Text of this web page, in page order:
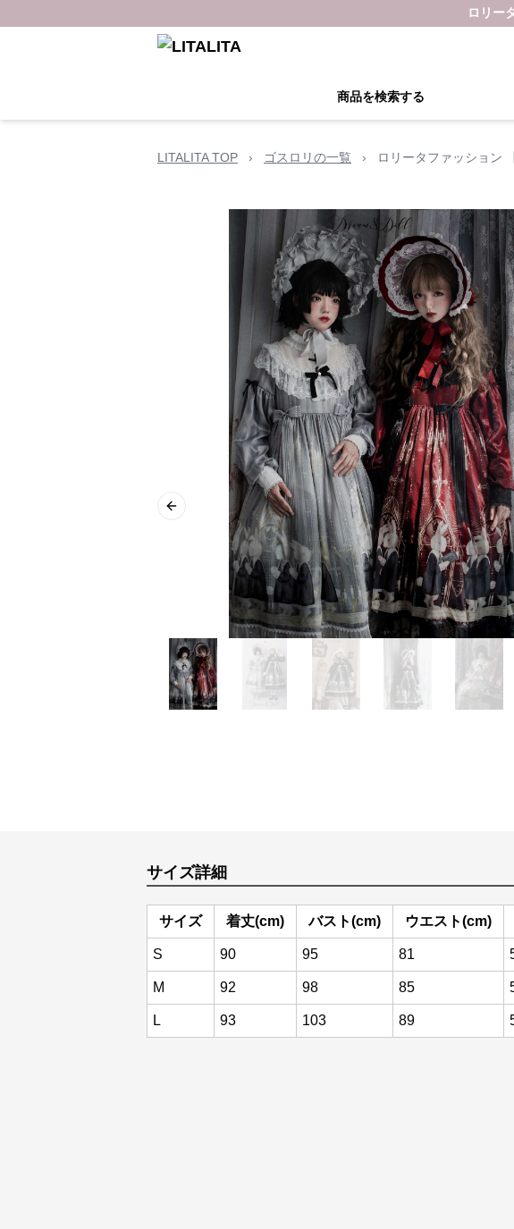
ロリー
商品を検索する
LITALITA TOP › ゴスロリの一覧 › ロリータファッション
Previous slide
サイズ詳細
サイズ 着丈(cm) バスト(cm) ウエスト(cm)
S 90 95 81
M 92 98 85
L 93 103 89